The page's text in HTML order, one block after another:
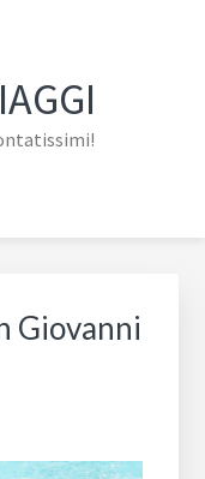
Giovanni